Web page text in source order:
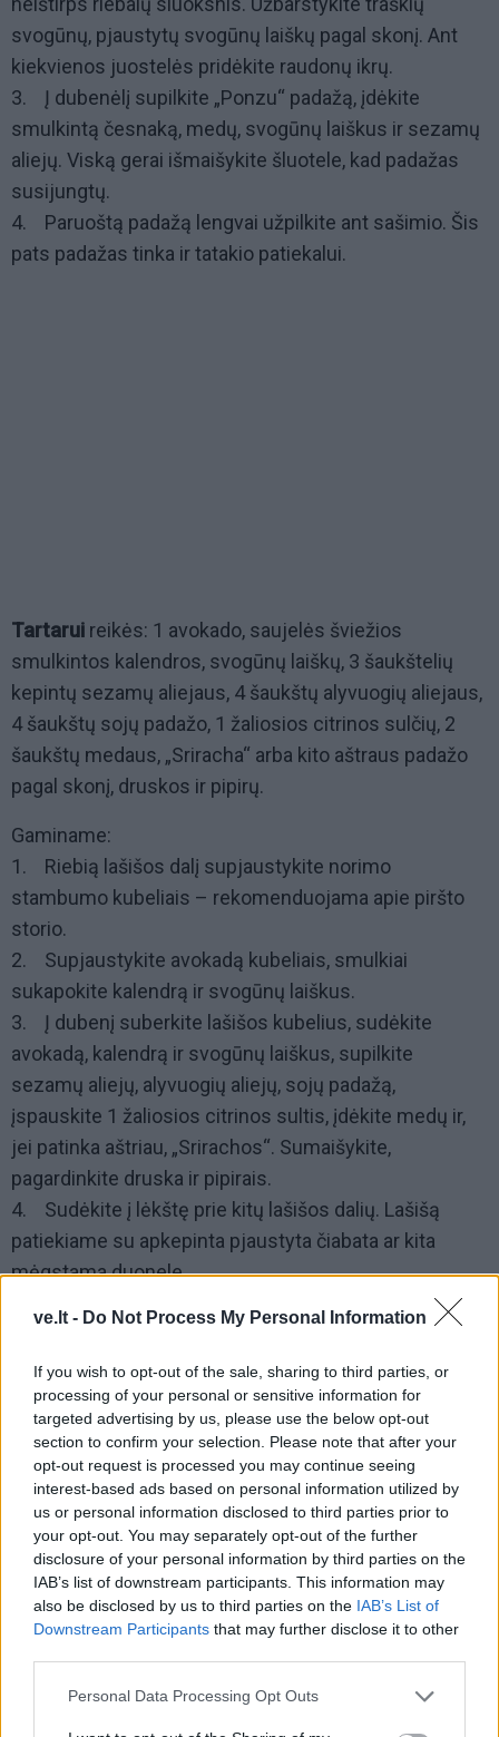
ve.lt - Do Not Process My Personal Information
If you wish to opt-out of the sale, sharing to third parties, or
processing of your personal or sensitive information for
targeted advertising by us, please use the below opt-out
section to confirm your selection. Please note that after your
opt-out request is processed you may continue seeing
interest-based ads based on personal information utilized by
us or personal information disclosed to third parties prior to
your opt-out. You may separately opt-out of the further
disclosure of your personal information by third parties on the
IAB’s list of downstream participants. This information may
also be disclosed by us to third parties on the IAB’s List of
Downstream Participants that may further disclose it to other
Personal Data Processing Opt Outs
svogūnų, pjaustytų svogūnų laiškų pagal skonį. Ant
kiekvienos juostelės pridėkite raudonų ikrų.
3. Į dubenėlį supilkite „Ponzu“ padažą, įdėkite
smulkintą česnaką, medų, svogūnų laiškus ir sezamų
aliejų. Viską gerai išmaišykite šluotele, kad padažas
susijungtų.
4. Paruoštą padažą lengvai užpilkite ant sašimio. Šis
pats padažas tinka ir tatakio patiekalui.
Tartarui reikės: 1 avokado, saujelės šviežios
smulkintos kalendros, svogūnų laiškų, 3 šaukštelių
kepintų sezamų aliejaus, 4 šaukštų alyvuogių aliejaus,
4 šaukštų sojų padažo, 1 žaliosios citrinos sulčių, 2
šaukštų medaus, „Sriracha“ arba kito aštraus padažo
pagal skonį, druskos ir pipirų.
Gaminame:
1. Riebią lašišos dalį supjaustykite norimo
stambumo kubeliais – rekomenduojama apie piršto
storio.
2. Supjaustykite avokadą kubeliais, smulkiai
sukapokite kalendrą ir svogūnų laiškus.
3. Į dubenį suberkite lašišos kubelius, sudėkite
avokadą, kalendrą ir svogūnų laiškus, supilkite
sezamų aliejų, alyvuogių aliejų, sojų padažą,
įspauskite 1 žaliosios citrinos sultis, įdėkite medų ir,
jei patinka aštriau, „Srirachos“. Sumaišykite,
pagardinkite druska ir pipirais.
4. Sudėkite į lėkštę prie kitų lašišos dalių. Lašišą
patiekiame su apkepinta pjaustyta čiabata ar kita
mėgstama duonele.
Į Klaipėdą iš emigracijos
grįžusi Karina Kučinskienė
įvardijo didžiausią savo
norą
Jūros šventę anksčiau
puošęs Anatolijus
Klemencovas: gal jau
užtenka
Dienos horoskopas 12 Zodiako